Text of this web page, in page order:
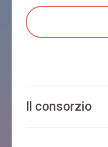
Il consorzio